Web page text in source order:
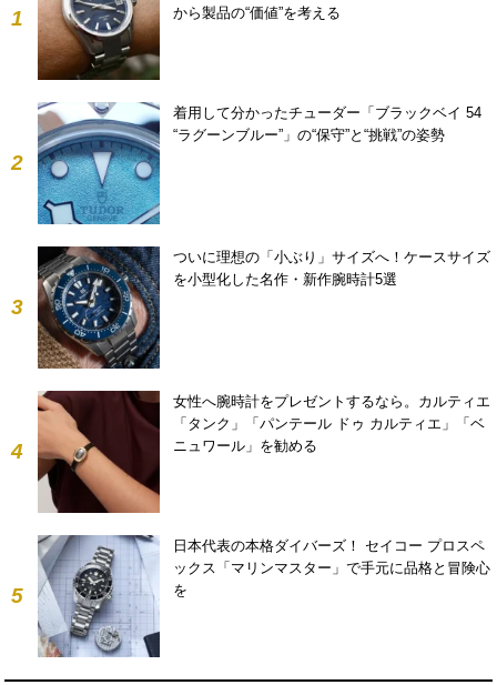
1
から製品の“価値”を考える
2
着用して分かったチューダー「ブラックベイ 54
“ラグーンブルー”」の“保守”と“挑戦”の姿勢
3
ついに理想の「小ぶり」サイズへ！ケースサイズ
を小型化した名作・新作腕時計5選
4
女性へ腕時計をプレゼントするなら。カルティエ
「タンク」「パンテール ドゥ カルティエ」「ベ
ニュワール」を勧める
5
日本代表の本格ダイバーズ！ セイコー プロスペ
ックス「マリンマスター」で手元に品格と冒険心
を